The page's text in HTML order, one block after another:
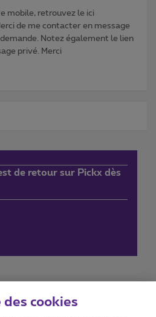
mobile, retrouvez le ici
de me contacter en message
Notez également le lien
privé. Merci
de retour sur Pickx dès
cookies